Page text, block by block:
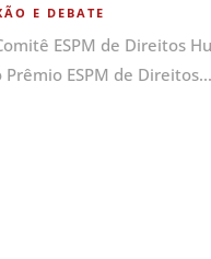
E DEBATE
ESPM de Direitos
Prêmio ESPM de Direitos...